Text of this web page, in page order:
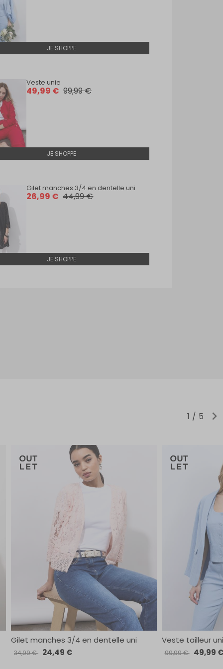
JE SHOPPE
Veste unie
49,99 € 99,99 €
JE SHOPPE
Gilet manches 3/4 en dentelle uni
26,99 € 44,99 €
JE SHOPPE
1 5
Gilet manches 3/4 en dentelle uni
34,99 € 24,49 €
Veste tailleur
99,99 € 49,99 €